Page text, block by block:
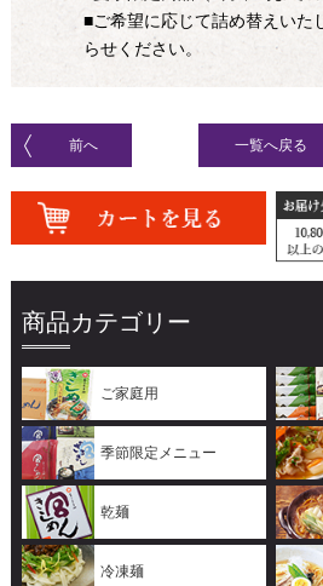
■ご希望に応じて詰め替えいた
らせください。
前へ 一覧へ戻る
商品カテゴリー
ご家庭用
季節限定メニュー
乾麺
冷凍麺